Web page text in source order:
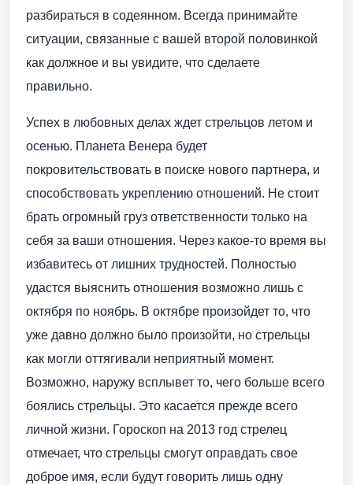
разбираться в содеянном. Всегда принимайте
ситуации, связанные с вашей второй половинкой
как должное и вы увидите, что сделаете
правильно.
Успех в любовных делах ждет стрельцов летом и
осенью. Планета Венера будет
покровительствовать в поиске нового партнера, и
способствовать укреплению отношений. Не стоит
брать огромный груз ответственности только на
себя за ваши отношения. Через какое-то время вы
избавитесь от лишних трудностей. Полностью
удастся выяснить отношения возможно лишь с
октября по ноябрь. В октябре произойдет то, что
уже давно должно было произойти, но стрельцы
как могли оттягивали неприятный момент.
Возможно, наружу всплывет то, чего больше всего
боялись стрельцы. Это касается прежде всего
личной жизни. Гороскоп на 2013 год стрелец
отмечает, что стрельцы смогут оправдать свое
доброе имя, если будут говорить лишь одну